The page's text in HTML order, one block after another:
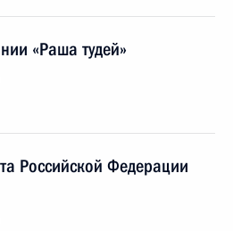
«Раша тудей»
Российской Федерации